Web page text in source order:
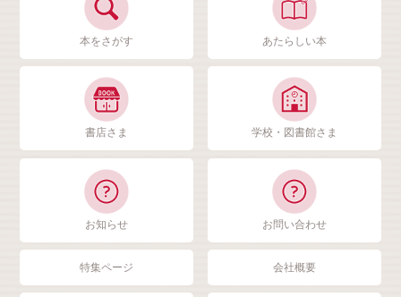
本をさがす あたらしい本
書店さま 学校・図書館さま
お知らせ お問い合わせ
特集ページ 会社概要